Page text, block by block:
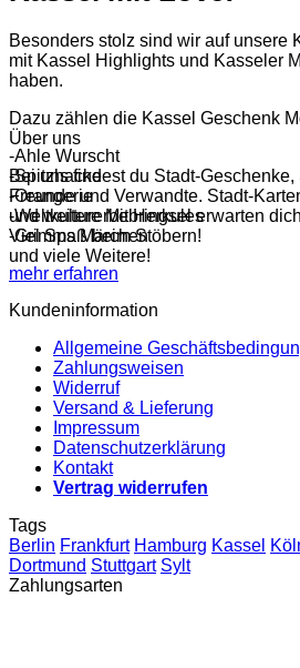
Besonders stolz sind wir auf unsere
mit Kassel Highlights und Kasseler
haben.
Dazu zählen die Kassel Geschenk
-Ahle Wurscht
-Spitzhacke
-Orangerie
-Weltkulturerbe Herkules
-Grimms Märchen
und viele Weitere!
Über uns
Bei uns findest du Stadt-
Freunde und Verwandte. Stadt-
und weitere Mitbringsel erwarten
Viel Spaß beim Stöbern!
mehr erfahren
Kundeninformation
Allgemeine
Zahlungsweisen
Widerruf
Versand & Lieferung
Impressum
Datenschutzerklärung
Kontakt
Vertrag widerrufen
Tags
Berlin Frankfurt Hamburg Kassel
Dortmund Stuttgart Sylt
Zahlungsarten